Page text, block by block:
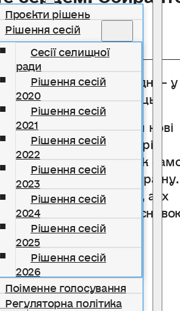
Проєкти рішень
Рішення сесій
Сесії селищної
ради
Рішення сесій
2020
Рішення сесій
2021
Рішення сесій
2022
Рішення сесій
2023
Рішення сесій
2024
Рішення сесій
2025
Рішення сесій
2026
Поіменне голосування
Регуляторна політика
Новини
твориться сьогодні – у
кожен українець.
відкривати нові
реалізовувати свої мрії
поруч із тими, хто так
сучасну та успішну країну.
силою змін, а їх
і наполегливість –
розвитку України.